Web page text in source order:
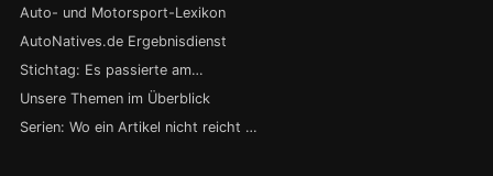
Auto- und Motorsport-Lexikon
AutoNatives.de Ergebnisdienst
Stichtag: Es passierte am…
Unsere Themen im Überblick
Serien: Wo ein Artikel nicht reicht …